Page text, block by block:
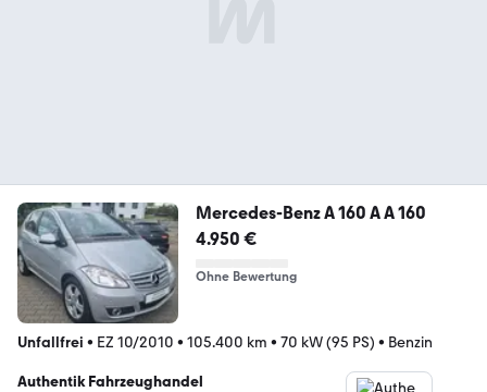
Mercedes-Benz A 160 A A 160
4.950 €
Ohne Bewertung
Unfallfrei • EZ 10/2010 • 105.400 km • 70 kW (95 PS) • Benzin
Authentik Fahrzeughandel